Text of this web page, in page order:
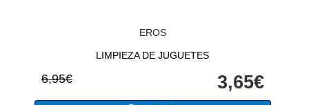
EROS
LIMPIEZA DE JUGUETES
6,95€ 3,65€